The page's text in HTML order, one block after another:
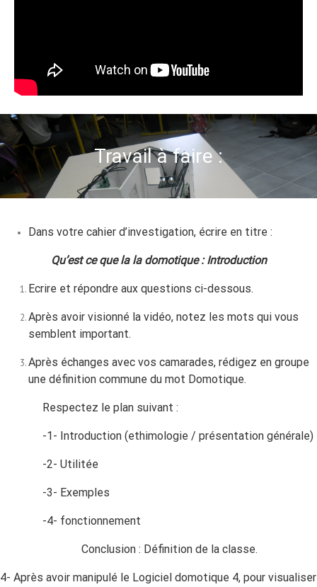
Travail à faire :
Dans votre cahier d’investigation, écrire en titre :
Qu’est ce que la la domotique : Introduction
Ecrire et répondre aux questions ci-dessous.
Après avoir visionné la vidéo, notez les mots qui vous
semblent important.
Après échanges avec vos camarades, rédigez en groupe
une définition commune du mot Domotique.
Respectez le plan suivant :
-1- Introduction (ethimologie / présentation générale)
-2- Utilitée
-3- Exemples
-4- fonctionnement
Conclusion : Définition de la classe.
4- Après avoir manipulé le Logiciel domotique 4, pour visualiser